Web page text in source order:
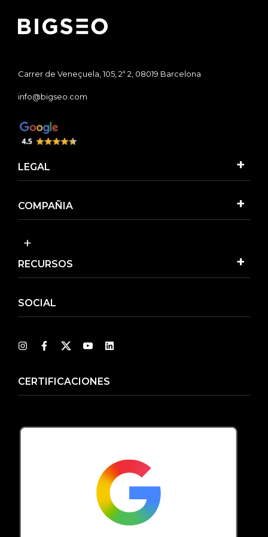
Carrer de Veneçuela, 105, 2ª 2, 08019 Barcelona
info@bigseo.com
LEGAL
COMPAÑIA
RECURSOS
SOCIAL
CERTIFICACIONES